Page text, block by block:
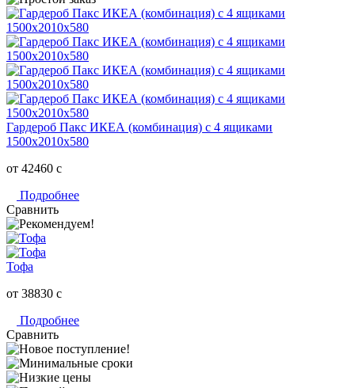
Гардероб Пакс ИКЕА (комбинация) с 4 ящиками
1500х2010х580
от 42460 c
Подробнее
Сравнить
Тофа
от 38830 c
Подробнее
Сравнить